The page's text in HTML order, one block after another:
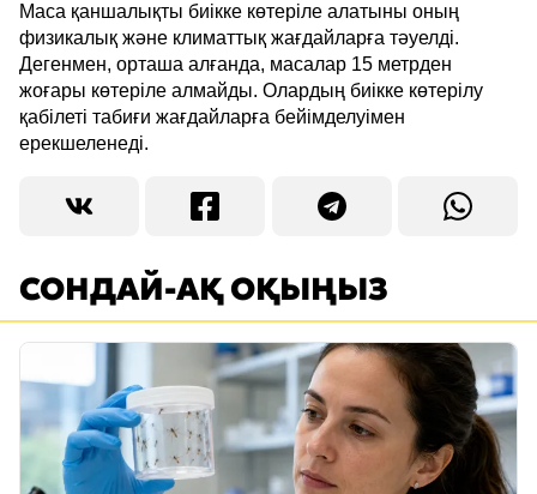
Маса қаншалықты биікке көтеріле алатыны оның
физикалық және климаттық жағдайларға тәуелді.
Дегенмен, орташа алғанда, масалар 15 метрден
жоғары көтеріле алмайды. Олардың биікке көтерілу
қабілеті табиғи жағдайларға бейімделуімен
ерекшеленеді.
СОНДАЙ-АҚ ОҚЫҢЫЗ